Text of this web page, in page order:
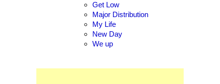
Get Low
Major Distribution
My Life
New Day
We up